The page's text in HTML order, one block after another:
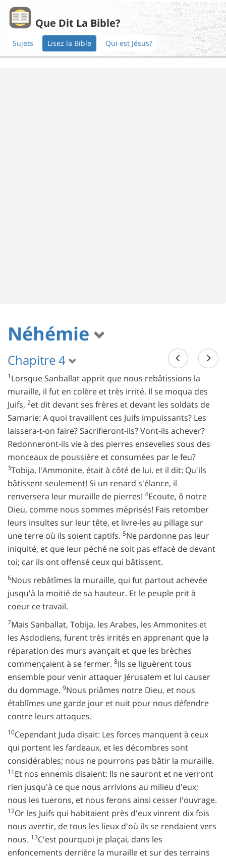
Que Dit La Bible?
Sujets Lisez la Bible Qui est Jésus?
Néhémie
Chapitre 4
1Lorsque Sanballat apprit que nous rebâtissions la
muraille, il fut en colère et très irrité. Il se moqua des
Juifs, 2et dit devant ses frères et devant les soldats de
Samarie: A quoi travaillent ces Juifs impuissants? Les
laissera-t-on faire? Sacrifieront-ils? Vont-ils achever?
Redonneront-ils vie à des pierres ensevelies sous des
monceaux de poussière et consumées par le feu?
3Tobija, l'Ammonite, était à côté de lui, et il dit: Qu'ils
bâtissent seulement! Si un renard s'élance, il
renversera leur muraille de pierres! 4Ecoute, ô notre
Dieu, comme nous sommes méprisés! Fais retomber
leurs insultes sur leur tête, et livre-les au pillage sur
une terre où ils soient captifs. 5Ne pardonne pas leur
iniquité, et que leur péché ne soit pas effacé de devant
toi; car ils ont offensé ceux qui bâtissent.
6Nous rebâtîmes la muraille, qui fut partout achevée
jusqu'à la moitié de sa hauteur. Et le peuple prit à
coeur ce travail.
7Mais Sanballat, Tobija, les Arabes, les Ammonites et
les Asdodiens, furent très irrités en apprenant que la
réparation des murs avançait et que les brèches
commençaient à se fermer. 8Ils se liguèrent tous
ensemble pour venir attaquer Jérusalem et lui causer
du dommage. 9Nous priâmes notre Dieu, et nous
établîmes une garde jour et nuit pour nous défendre
contre leurs attaques.
10Cependant Juda disait: Les forces manquent à ceux
qui portent les fardeaux, et les décombres sont
considérables; nous ne pourrons pas bâtir la muraille.
11Et nos ennemis disaient: Ils ne sauront et ne verront
rien jusqu'à ce que nous arrivions au milieu d'eux;
nous les tuerons, et nous ferons ainsi cesser l'ouvrage.
12Or les Juifs qui habitaient près d'eux vinrent dix fois
nous avertir, de tous les lieux d'où ils se rendaient vers
nous. 13C'est pourquoi je plaçai, dans les
enfoncements derrière la muraille et sur des terrains